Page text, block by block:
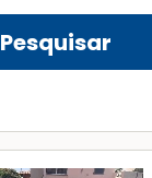
Pesquisar